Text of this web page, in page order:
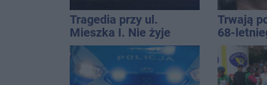
Tragedia przy ul.
Mieszka I. Nie żyje
osoba, która wypadła z
czwartego piętra
Trwają
68-
Kucały